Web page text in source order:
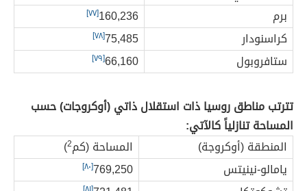
برم
160,236[٧٧]
كراسنودار 75,485[٧٨]
ستافروبول 66,160[٧٩]
تترتب مناطق روسيا ذات استقلال ذاتي (أوكروجات) حسب
المساحة تنازلياً كالآتي:
المنطقة (أوكروجة)
المساحة (كم2
)
يامالو-نينيتس
769,250[٨٠]